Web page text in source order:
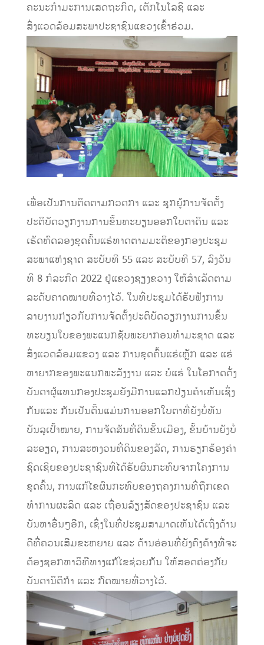
ຄະນະກຳມະການເສດຖະກິດ, ເຕັກໂນໂລຊີ ແລະ
ສິ່ງແວດລ້ອມສະພາປະຊາຊົນແຂວງເຂົ້າຮ່ວມ.
​ເພື່ອ​ເປັນ​ການ​ຕິດ​ຕາມ​ກວດກາ ​ແລະ ຊຸກຍູ້​ການຈັດ​ຕັ້ງ​
ປະຕິບັດ​ວຽກງານ​ການ​ຂຶ້ນ​ທະບຽນອອກ​ໃບ​ຕາດິນ ​ແລະ ​
ເຮັດ​ທົດ​ລອງ​ຂຸດ​ຄົ້ນ​ແຮ່​ທາດ​ຕາມ​ມະຕິ​ຂອງ​ກອງ​ປະຊຸມ​
ສະພາ​ແຫ່ງຊາດ ສະບັບທີ 55 ​ແລະ ສະບັບ​ທີ 57, ລົງ​ວັນ​
ທີ 8 ກໍ​ລະກົດ 2022 ​ຢູ່​ແຂວງ​ຊຽງຂວາງ ​ໃຫ້​ສໍາ​ເລັດ​ຕາມ​
ລະດັບ​ຄາດ​ໝາຍ​ທີ່​ວາງ​ໄວ້. ​ໃນ​ທີ່​ປະຊຸມ​ໄດ້​ຮັບ​ຟັງ​ການ​
ລາຍ​ງານ​ກ່ຽວກັບ​ການຈັດ​ຕັ້ງ​ປະຕິບັດ​ວຽກງານ​ການ​ຂຶ້ນ​
ທະບຽນ​ໃບ​ຂອງ​ພະ​ແນ​ກຊັບພະຍາກອນ​ທໍາ​ມະ​ຊາດ ​ແລະ
ສິ່ງ​ແວດ​ລ້ອມ​ແຂວງ ​ແລະ ການ​ຂຸດ​ຄົ້ນ​​ແຮ່​​ເຫຼັກ ​ແລະ ​ແຮ່​
ຫາ​ຍາກຂອງ​ພະ​ແນ​ກພະລັງງານ ​ແລະ ບໍ​ແຮ່ ​ໃນ​ໂອກາດ​ດັ່ງ​
ບັນດາ​ຜູ້​ແທນ​ກອງ​ປະຊຸມ​ຍັງ​ມີ​ການ​ແລກປ່ຽນຄໍາ​ເຫັນ​ເຊິ່ງ
ກັນ​ແລະ ກັນ​ເປັນ​ຕົ້ນ​ແມ່ນ​ການ​ອອກ​ໃບ​ຕາ​ທີ່​ຍັງ​ບໍ່​ທັນ​
ບັນລຸ​ເປົ້າໝາຍ, ການຈັດ​ສັນ​ທີ່​ດິນ​ຂັ້ນ​​ເມືອງ​, ຂັ້ນ​ບ້ານ​ຍັງ​ບໍ່​
ລະອຽດ, ການ​ສະຫງວນ​ທີ່​ດິນ​ຂອງ​ລັດ, ການ​ຮຽກຮ້ອງ​ຄ່າ​
ຊົດ​ເຊີຍ​ຂອງ​ປະຊາຊົນ​ທີ່​ໄດ້​ຮັບ​ຜົນ​ກະທົບ​ຈາກ​ໂຄງການ​
ຂຸດ​ຄົ້ນ, ການ​ແກ້​ໄຂ​ຜົນ​ກະທົບ​ຂອງ​ຖຄງການ​ທີ່​ຖືກ​ເຂດ​
ທໍາ​ການ​ຜະລິດ ​ແລະ ​ເຖື່ອນ​ລ້ຽງສັດ​ຂອງ​ປະຊາຊົນ ​ແລະ
ບັນຫາ​ອື່ນໆອີກ, ​ເຊິ່ງ​ໃນ​ທີ່​ປະຊຸມ​ສາມາດ​ເຫັນ​ໄດ້​ເຖິ່ງດ້ານ​
ດີ​ທີ່​ຄວນ​ເສີມ​ຂະຫຍາຍ ​ແລະ ດ້ານ​ອ່ອນ​ທີ່​ຍັງ​ຄົງ​ຄ້າງ​ທີ່​ຈະ​
ຕ້ອງ​ຊອກ​ຫາ​ວິທີ​ທາງ​ແກ້​ໄຂ​ຊ່ວຍ​ກັນ​ ​ໃຫ້ສອດຄ່ອງ​ກັບ​
ບັນດາ​ນິຕິ​ກໍາ ​ແລະ ກົດໝາຍທີ່​ວາງ​ໄວ້.